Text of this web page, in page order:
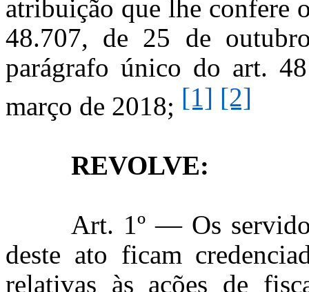
atribuição que lhe confere
48.707, de 25 de
parágrafo único do art.
março de 2018; [1] [2]
REVOLVE:
Art. 1º — Os
deste ato ficam
relativas às ações de